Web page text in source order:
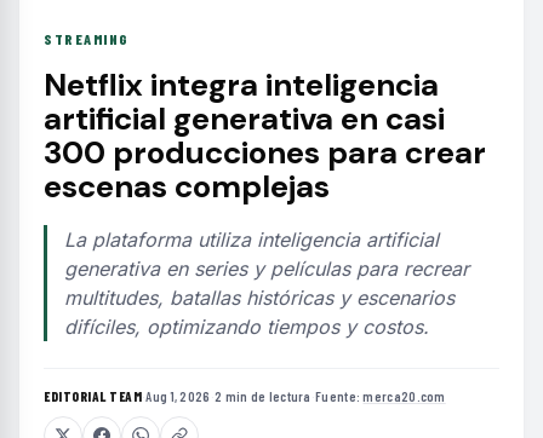
STREAMING
Netflix integra inteligencia
artificial generativa en casi
300 producciones para crear
escenas complejas
La plataforma utiliza inteligencia artificial
generativa en series y películas para recrear
multitudes, batallas históricas y escenarios
difíciles, optimizando tiempos y costos.
EDITORIAL TEAM·Aug 1, 2026 ·2 min de lectura ·Fuente:merca20.com